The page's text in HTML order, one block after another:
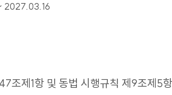
2027.03.16
47조제1항 및 동법 시행규칙 제9조제5